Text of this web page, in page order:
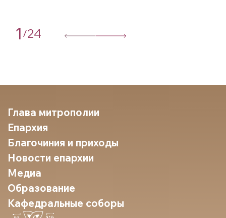
1 /24
Глава митрополии
Епархия
Благочиния и приходы
Новости епархии
Медиа
Образование
Кафедральные соборы